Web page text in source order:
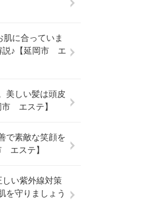
に合っていま
説♪【延岡市 エ
美しい髪は頭皮
市 エステ】
で素敵な笑顔を
エステ】
い紫外線対策
を守りましょう